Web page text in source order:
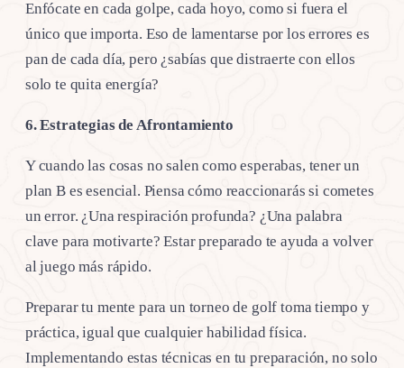
Enfócate en cada golpe, cada hoyo, como si fuera el
único que importa. Eso de lamentarse por los errores es
pan de cada día, pero ¿sabías que distraerte con ellos
solo te quita energía?
6. Estrategias de Afrontamiento
Y cuando las cosas no salen como esperabas, tener un
plan B es esencial. Piensa cómo reaccionarás si cometes
un error. ¿Una respiración profunda? ¿Una palabra
clave para motivarte? Estar preparado te ayuda a volver
al juego más rápido.
Preparar tu mente para un torneo de golf toma tiempo y
práctica, igual que cualquier habilidad física.
Implementando estas técnicas en tu preparación, no solo